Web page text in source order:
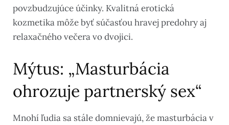
povzbudzujúce účinky. Kvalitná erotická
kozmetika môže byť súčasťou hravej predohry aj
relaxačného večera vo dvojici.
Mýtus: „Masturbácia
ohrozuje partnerský sex“
Mnohí ľudia sa stále domnievajú, že masturbácia v